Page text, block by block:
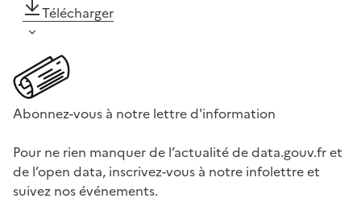
Télécharger
Abonnez-vous à notre lettre d'information
Pour ne rien manquer de l’actualité de data.gouv.fr et
de l’open data, inscrivez-vous à notre infolettre et
suivez nos événements.